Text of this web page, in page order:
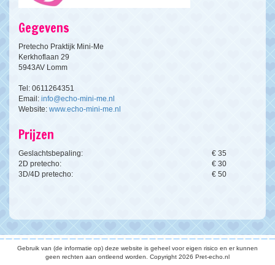
Gegevens
Pretecho Praktijk Mini-Me
Kerkhoflaan 29
5943AV Lomm
Tel: 0611264351
Email: info@echo-mini-me.nl
Website: www.echo-mini-me.nl
Prijzen
Geslachtsbepaling:
€ 35
2D pretecho:
€ 30
3D/4D pretecho:
€ 50
Gebruik van (de informatie op) deze website is geheel voor eigen risico en er kunnen
geen rechten aan ontleend worden. Copyright 2026 Pret-echo.nl